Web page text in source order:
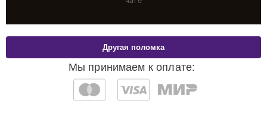
Мы принимаем к оплате:
Другая поломка